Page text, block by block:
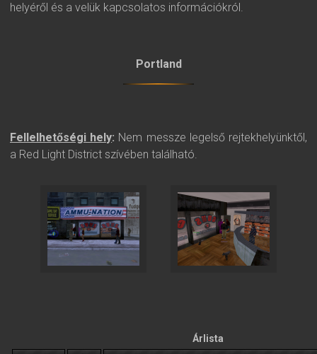
helyéről és a velük kapcsolatos információkról.
Portland
Fellelhetőségi hely: Nem messze legelső rejtekhelyünktől,
a Red Light District szívében található.
Árlista